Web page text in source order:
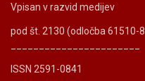
Vpisan v razvid medijev
pod št. 2130 (odločba 61510-
ISSN 2591-0841